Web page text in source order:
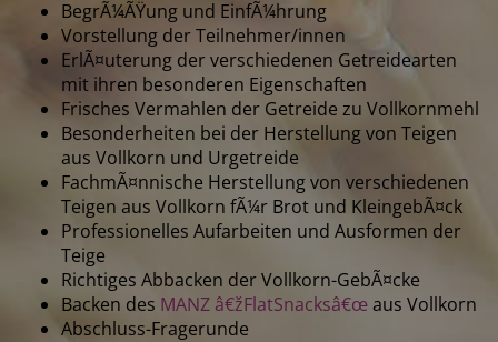
BegrÃ¼ÃŸung und EinfÃ¼hrung
Vorstellung der Teilnehmer/innen
ErlÃ¤uterung der verschiedenen Getreidearten
mit ihren besonderen Eigenschaften
Frisches Vermahlen der Getreide zu Vollkornmehl
Besonderheiten bei der Herstellung von Teigen
aus Vollkorn und Urgetreide
FachmÃ¤nnische Herstellung von verschiedenen
Teigen aus Vollkorn fÃ¼r Brot und KleingebÃ¤ck
Professionelles Aufarbeiten und Ausformen der
Teige
Richtiges Abbacken der Vollkorn-GebÃ¤cke
Backen des MANZ â€žFlatSnacksâ€œaus Vollkorn
Abschluss-Fragerunde